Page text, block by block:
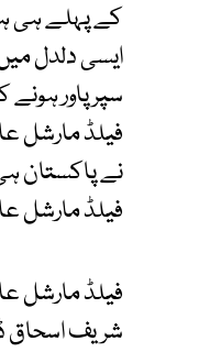
کے پہلے ہی
ایسی دلدل
سپر پاور
فیلڈ مارشل
نے پاکستان
فیلڈ مارشل
فیلڈ مارشل
شریف اسحاق